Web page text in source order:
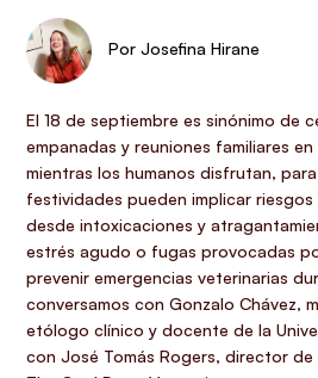
Por Josefina Hirane
El 18 de septiembre es sinónimo de
empanadas y reuniones familiares
mientras los humanos disfrutan,
festividades pueden implicar riesgos
desde intoxicaciones y
estrés agudo o fugas provocadas
prevenir emergencias veterinarias
conversamos con Gonzalo Chávez,
etólogo clínico y docente de la
con José Tomás Rogers, director de